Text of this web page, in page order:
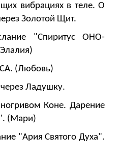
вибрациях в теле. О
Золотой Щит.
"Спиритус ОНО-
(Любовь)
Ладушку.
Коне. Дарение
(Мари)
"Ария Святого Духа".